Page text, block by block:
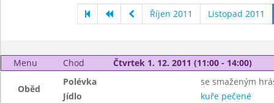
Říjen 2011 Listopad 2011
Menu Chod Čtvrtek 1. 12. 2011 (11:00 - 14:00)
Oběd
Polévka
se smaženým
Jídlo
kuře pečené